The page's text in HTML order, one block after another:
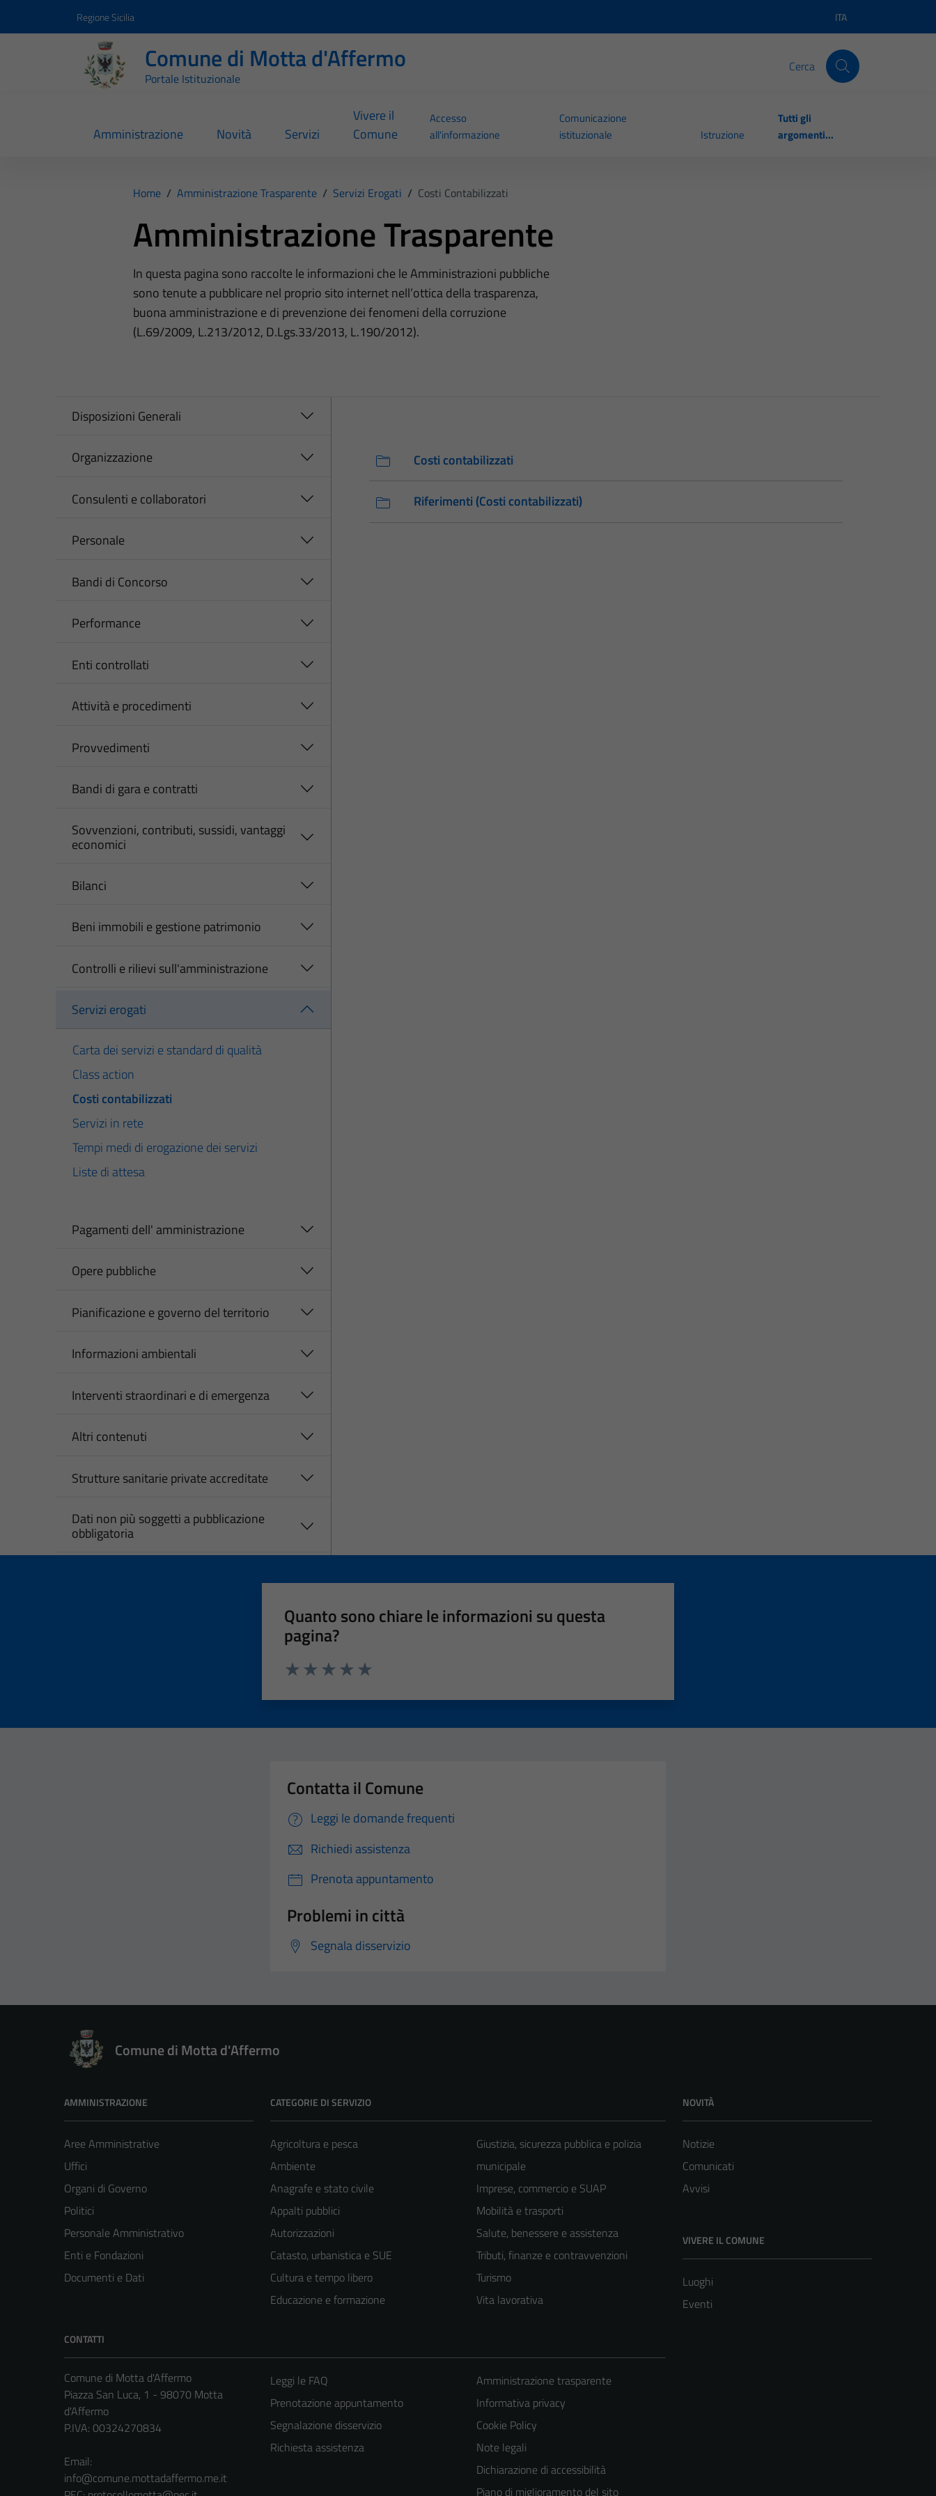
Regione Sicilia Lingua attiva:
ITA
Comune di Motta d'Affermo
Portale Istituzionale
Cerca
Amministrazione Novità Servizi
Vivere il
Comune
Accesso
all'informazione
Comunicazione
istituzionale
Istruzione
Tutti gli
argomenti...
Home / Amministrazione Trasparente / Servizi Erogati / Costi Contabilizzati
Amministrazione Trasparente
In questa pagina sono raccolte le informazioni che le Amministrazioni pubbliche
sono tenute a pubblicare nel proprio sito internet nell’ottica della trasparenza,
buona amministrazione e di prevenzione dei fenomeni della corruzione
(L.69/2009, L.213/2012, D.Lgs.33/2013, L.190/2012).
Disposizioni Generali
Organizzazione
Consulenti e collaboratori
Personale
Bandi di Concorso
Performance
Enti controllati
Attività e procedimenti
Provvedimenti
Bandi di gara e contratti
Sovvenzioni, contributi, sussidi, vantaggi
economici
Bilanci
Beni immobili e gestione patrimonio
Controlli e rilievi sull'amministrazione
Servizi erogati
Carta dei servizi e standard di qualità
Class action
Costi contabilizzati
Servizi in rete
Tempi medi di erogazione dei servizi
Liste di attesa
Pagamenti dell' amministrazione
Opere pubbliche
Pianificazione e governo del territorio
Informazioni ambientali
Interventi straordinari e di emergenza
Altri contenuti
Strutture sanitarie private accreditate
Dati non più soggetti a pubblicazione
obbligatoria
Costi contabilizzati
Riferimenti (Costi contabilizzati)
Quanto sono chiare le informazioni su questa
pagina?
Contatta il Comune
Leggi le domande frequenti
Richiedi assistenza
Prenota appuntamento
Problemi in città
Segnala disservizio
Comune di Motta d'Affermo
AMMINISTRAZIONE
Aree Amministrative
Uffici
Organi di Governo
Politici
Personale Amministrativo
Enti e Fondazioni
Documenti e Dati
CATEGORIE DI SERVIZIO
Agricoltura e pesca
Ambiente
Anagrafe e stato civile
Appalti pubblici
Autorizzazioni
Catasto, urbanistica e SUE
Cultura e tempo libero
Educazione e formazione
Giustizia, sicurezza pubblica e polizia
municipale
Imprese, commercio e SUAP
Mobilità e trasporti
Salute, benessere e assistenza
Tributi, finanze e contravvenzioni
Turismo
Vita lavorativa
NOVITÀ
Notizie
Comunicati
Avvisi
VIVERE IL COMUNE
Luoghi
Eventi
CONTATTI
Comune di Motta d'Affermo
Piazza San Luca, 1 - 98070 Motta
d'Affermo
P.IVA: 00324270834
Email:
info@comune.mottadaffermo.me.it
Leggi le FAQ
Prenotazione appuntamento
Segnalazione disservizio
Richiesta assistenza
Amministrazione trasparente
Informativa privacy
Cookie Policy
Note legali
Dichiarazione di accessibilità
Piano di miglioramento del sito
Tecnici
Questi cookie
sono necessari
per il